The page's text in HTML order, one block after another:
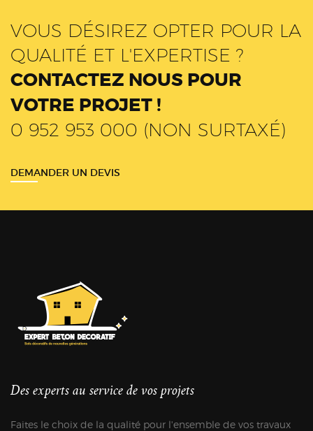
VOUS DÉSIREZ OPTER POUR LA
QUALITÉ ET L'EXPERTISE ?
CONTACTEZ NOUS POUR
VOTRE PROJET !
0 952 953 000 (NON SURTAXÉ)
DEMANDER UN DEVIS
Des experts au service de vos projets
Faites le choix de la qualité pour l'ensemble de vos travaux